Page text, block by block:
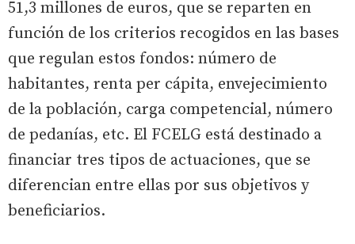
51,3 millones de euros, que se reparten en
función de los criterios recogidos en las bases
que regulan estos fondos: número de
habitantes, renta per cápita, envejecimiento
de la población, carga competencial, número
de pedanías, etc. El FCELG está destinado a
financiar tres tipos de actuaciones, que se
diferencian entre ellas por sus objetivos y
beneficiarios.